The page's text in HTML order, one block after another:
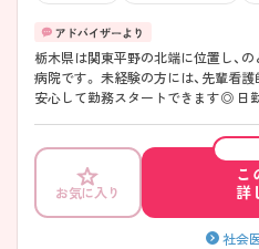
栃木県は関東平野の北端に位置し、
病院です。 未経験の方には、先輩看
安心して勤務スタートできます◎ 日
お気に入り
こ
詳
社会